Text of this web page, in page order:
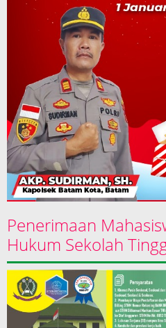
Penerimaan
Hukum Sekolah